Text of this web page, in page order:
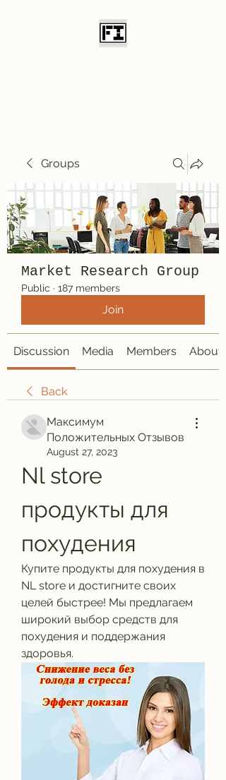
Groups
Market Research Group
Public · 187 members
Join
Discussion Media Members About
Back
Максимум
Положительных Отзывов
August 27, 2023
Nl store
продукты для
похудения
Купите продукты для похудения в
NL store и достигните своих
целей быстрее! Мы предлагаем
широкий выбор средств для
похудения и поддержания
здоровья.